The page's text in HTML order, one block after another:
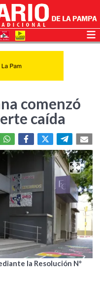
comenzó
caída
la Resolución Nº